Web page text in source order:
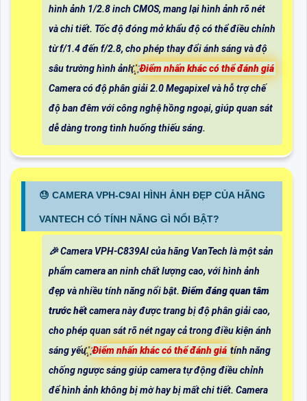
hình ảnh 1/2.8 inch CMOS, mang lại hình ảnh rõ nét
và chi tiết. Tốc độ đóng mở khẩu độ có thể điều chỉnh
từ f/1.4 đến f/2.8, cho phép thay đổi ánh sáng và độ
sâu trường hình ảnh. ꙰Điểm nhấn khác có thể đánh giá
Camera có độ phân giải 2.0 Megapixel và hỗ trợ chế
độ ban đêm với công nghệ hồng ngoại, giúp quan sát
dễ dàng trong tình huống thiếu sáng.
😓 CAMERA VPH-C9AI HÌNH ẢNH ĐẸP CỦA HÃNG
VANTECH CÓ TÍNH NĂNG GÌ NỔI BẬT?
️🎉 Camera VPH-C839AI của hãng VanTech là một sản
phẩm camera an ninh chất lượng cao, với hình ảnh
đẹp và nhiều tính năng nổi bật. Điểm đáng quan tâm
trước hếtcamera này được trang bị độ phân giải cao,
cho phép quan sát rõ nét ngay cả trong điều kiện ánh
sáng yếu. ꙰Điểm nhấn khác có thể đánh giá tính năng
chống ngược sáng giúp camera tự động điều chỉnh
để hình ảnh không bị mờ hay bị mất chi tiết. Camera